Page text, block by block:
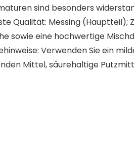
sind besonders
Qualität: Messing (Hauptteil);
sowie eine hochwertige
Verwenden Sie ein
Mittel, säurehaltige